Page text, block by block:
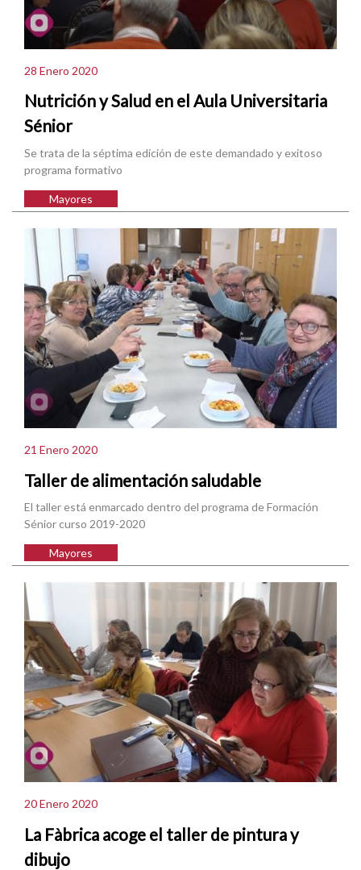
28 Enero 2020
Nutrición y Salud en el Aula Universitaria
Sénior
Se trata de la séptima edición de este demandado y exitoso
programa formativo
Mayores
21 Enero 2020
Taller de alimentación saludable
El taller está enmarcado dentro del programa de Formación
Sénior curso 2019-2020
Mayores
20 Enero 2020
La Fàbrica acoge el taller de pintura y
dibujo